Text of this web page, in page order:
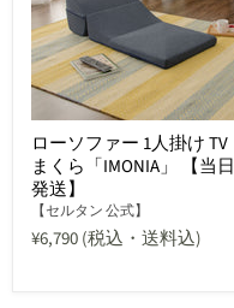
ローソファー 1人掛け TV
まくら「IMONIA」 【当日
発送】
【セルタン 公式】
¥6,790(税込・送料込)